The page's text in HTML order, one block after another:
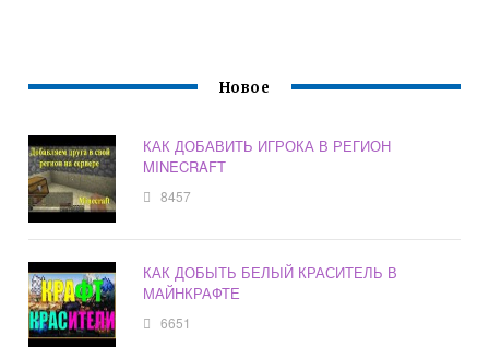
Новое
КАК ДОБАВИТЬ ИГРОКА В РЕГИОН
MINECRAFT
8457
КАК ДОБЫТЬ БЕЛЫЙ КРАСИТЕЛЬ В
МАЙНКРАФТЕ
6651